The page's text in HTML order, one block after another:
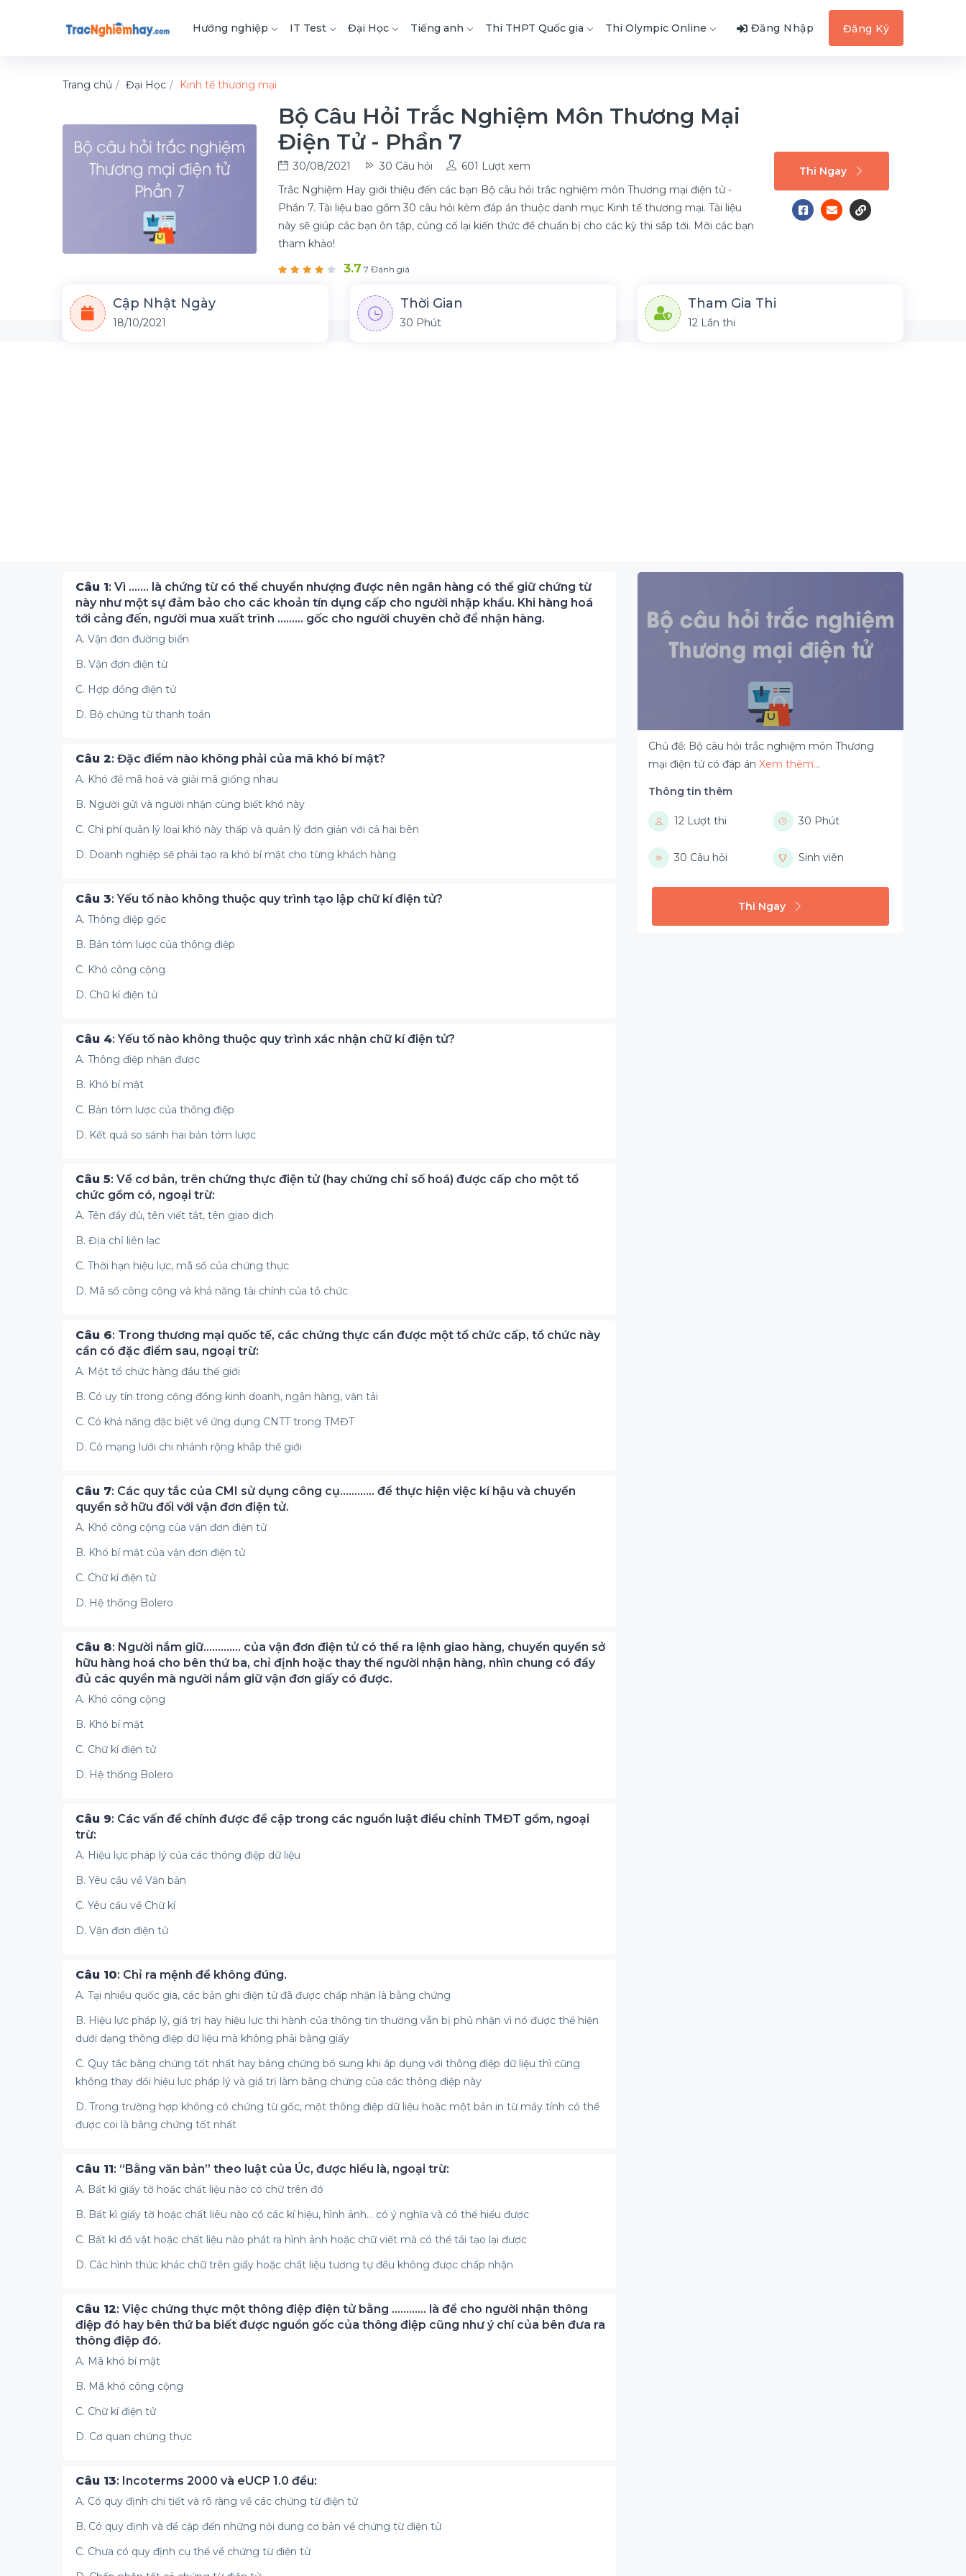
Hướng nghiệp IT Test Đại Học Tiếng anh Thi THPT Quốc gia Thi Olympic Online Đăng Nhập Đăng Ký
Trang chủ Đại Học Kinh tế thương mại
Bộ Câu Hỏi Trắc Nghiệm Môn Thương Mại
Điện Tử - Phần 7
30/08/2021 30 Câu hỏi
601 Lượt xem
Trắc Nghiệm Hay giới thiệu đến các bạn Bộ câu hỏi trắc nghiệm môn Thương mại điện tử -
Phần 7. Tài liệu bao gồm 30 câu hỏi kèm đáp án thuộc danh mục Kinh tế thương mại. Tài liệu
này sẽ giúp các bạn ôn tập, củng cố lại kiến thức để chuẩn bị cho các kỳ thi sắp tới. Mời các bạn
tham khảo!
3.7 7 Đánh giá
Thi Ngay
Cập Nhật Ngày
18/10/2021
Thời Gian
30 Phút
Tham Gia Thi
12 Lần thi
Câu 1: Vì ……. là chứng từ có thể chuyển nhượng được nên ngân hàng có thể giữ chứng từ
này như một sự đảm bảo cho các khoản tín dụng cấp cho người nhập khẩu. Khi hàng hoá
tới cảng đến, người mua xuất trình ……… gốc cho người chuyên chở để nhận hàng.
A. Vận đơn đường biển
B. Vận đơn điện tử
C. Hợp đồng điện tử
D. Bộ chứng từ thanh toán
Câu 2: Đặc điểm nào không phải của mã khó bí mật?
A. Khó để mã hoá và giải mã giống nhau
B. Người gửi và người nhận cùng biết khó này
C. Chi phí quản lý loại khó này thấp và quản lý đơn giản với cả hai bên
D. Doanh nghiệp sẽ phải tạo ra khó bí mật cho từng khách hàng
Câu 3: Yếu tố nào không thuộc quy trình tạo lập chữ kí điện tử?
A. Thông điệp gốc
B. Bản tóm lược của thông điệp
C. Khó công cộng
D. Chữ kí điện tử
Câu 4: Yếu tố nào không thuộc quy trình xác nhận chữ kí điện tử?
A. Thông điệp nhận được
B. Khó bí mật
C. Bản tóm lược của thông điệp
D. Kết quả so sánh hai bản tóm lược
Câu 5: Về cơ bản, trên chứng thực điện tử (hay chứng chỉ số hoá) được cấp cho một tổ
chức gồm có, ngoại trừ:
A. Tên đầy đủ, tên viết tắt, tên giao dịch
B. Địa chỉ liên lạc
C. Thời hạn hiệu lực, mã số của chứng thực
D. Mã số công cộng và khả năng tài chính của tổ chức
Câu 6: Trong thương mại quốc tế, các chứng thực cần được một tổ chức cấp, tổ chức này
cần có đặc điểm sau, ngoại trừ:
A. Một tổ chức hàng đầu thế giới
B. Có uy tín trong cộng đồng kinh doanh, ngân hàng, vận tải
C. Có khả năng đặc biệt về ứng dụng CNTT trong TMĐT
D. Có mạng lưới chi nhánh rộng khắp thế giới
Câu 7: Các quy tắc của CMI sử dụng công cụ………… để thực hiện việc kí hậu và chuyển
quyền sở hữu đối với vận đơn điện tử.
A. Khó công cộng của vận đơn điện tử
B. Khó bí mật của vận đơn điện tử
C. Chữ kí điện tử
D. Hệ thống Bolero
Câu 8: Người nắm giữ…………. của vận đơn điện tử có thể ra lệnh giao hàng, chuyển quyền sở
hữu hàng hoá cho bên thứ ba, chỉ định hoặc thay thế người nhận hàng, nhìn chung có đầy
đủ các quyền mà người nắm giữ vận đơn giấy có được.
A. Khó công cộng
B. Khó bí mật
C. Chữ kí điện tử
D. Hệ thống Bolero
Câu 9: Các vấn đề chính được đề cập trong các nguồn luật điều chỉnh TMĐT gồm, ngoại
trừ:
A. Hiệu lực pháp lý của các thông điệp dữ liệu
B. Yêu cầu về Văn bản
C. Yêu cầu về Chữ kí
D. Vận đơn điện tử
Câu 10: Chỉ ra mệnh đề không đúng.
A. Tại nhiều quốc gia, các bản ghi điện tử đã được chấp nhận là bằng chứng
B. Hiệu lực pháp lý, giá trị hay hiệu lực thi hành của thông tin thường vẫn bị phủ nhận vì nó được thể hiện
dưới dạng thông điệp dữ liệu mà không phải bằng giấy
C. Quy tắc bằng chứng tốt nhất hay bằng chứng bổ sung khi áp dụng với thông điệp dữ liệu thì cũng
không thay đổi hiệu lực pháp lý và giá trị làm bằng chứng của các thông điệp này
D. Trong trường hợp không có chứng từ gốc, một thông điệp dữ liệu hoặc một bản in từ máy tính có thể
được coi là bằng chứng tốt nhất
Câu 11: “Bằng văn bản” theo luật của Úc, được hiểu là, ngoại trừ:
A. Bất kì giấy tờ hoặc chất liệu nào có chữ trên đó
B. Bất kì giấy tờ hoặc chất liêu nào có các kí hiệu, hình ảnh… có ý nghĩa và có thể hiểu được
C. Bất kì đồ vật hoặc chất liệu nào phát ra hình ảnh hoặc chữ viết mà có thể tái tạo lại được
D. Các hình thức khác chữ trên giấy hoặc chất liệu tương tự đều không được chấp nhận
Câu 12: Việc chứng thực một thông điệp điện tử bằng ………… là để cho người nhận thông
điệp đó hay bên thứ ba biết được nguồn gốc của thông điệp cũng như ý chí của bên đưa ra
thông điệp đó.
A. Mã khó bí mật
B. Mã khó công cộng
C. Chữ kí điện tử
D. Cơ quan chứng thực
Câu 13: Incoterms 2000 và eUCP 1.0 đều:
A. Có quy định chi tiết và rõ ràng về các chứng từ điện tử
B. Có quy định và đề cập đến những nội dung cơ bản về chứng từ điện tử
C. Chưa có quy định cụ thể về chứng từ điện tử
Chủ đề: Bộ câu hỏi trắc nghiệm môn Thương
mại điện tử có đáp án Xem thêm...
Thông tin thêm
12 Lượt thi 30 Phút
30 Câu hỏi Sinh viên
Thi Ngay